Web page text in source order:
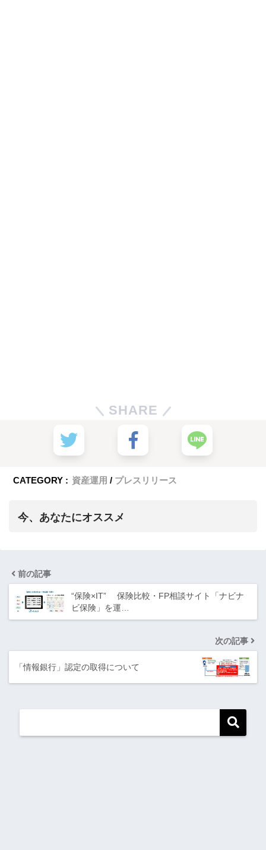
SHARE
CATEGORY : 資産運用 プレスリリース
今、あなたにオススメ
前の記事
“保険×IT” 保険比較・FP相談サイト「ナビナ
ビ保険」を運…
次の記事
「情報銀行」認定の取得について